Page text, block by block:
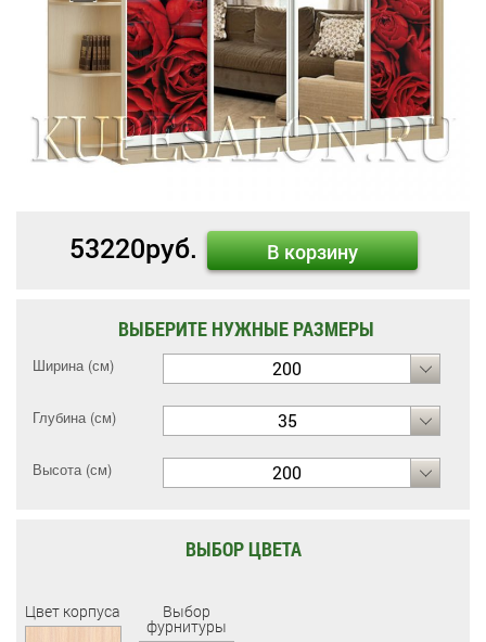
53220руб. В корзину
ВЫБЕРИТЕ НУЖНЫЕ РАЗМЕРЫ
Ширина (см) 200
Глубина (см) 35
Высота (см) 200
ВЫБОР ЦВЕТА
Цвет корпуса Выбор
фурнитуры